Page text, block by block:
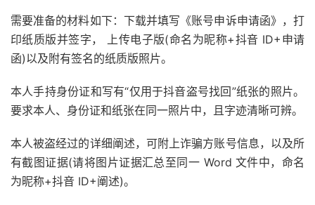
需要准备的材料如下：下载并填写《账号申诉申请函》，打
印纸质版并签字， 上传电子版(命名为昵称+抖音 ID+申请
函)以及附有签名的纸质版照片。
本人手持身份证和写有“仅用于抖音盗号找回”纸张的照片。
要求本人、身份证和纸张在同一照片中，且字迹清晰可辨。
本人被盗经过的详细阐述，可附上诈骗方账号信息，以及所
有截图证据(请将图片证据汇总至同一 Word 文件中，命名
为昵称+抖音 ID+阐述)。